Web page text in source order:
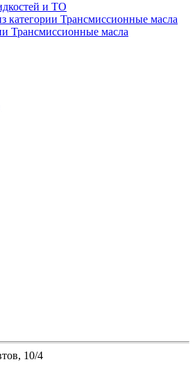
и ТО
категории Трансмиссионные масла
Трансмиссионные масла
10/4